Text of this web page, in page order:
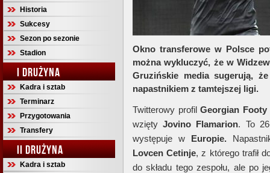
Historia
Sukcesy
Sezon po sezonie
Stadion
I DRUŻYNA
Kadra i sztab
Terminarz
Przygotowania
Transfery
II DRUŻYNA
Kadra i sztab
Okno transferowe w Polsce
można wykluczyć, że w
Gruzińskie media sugerują,
napastnikiem z tamtejszej ligi.
Twitterowy profilGeorgian Footy
wziętyJovino Flamarion. To
występuje w Europie.
Lovcen Cetinje, z którego trafił
do składu tego zespołu, ale po